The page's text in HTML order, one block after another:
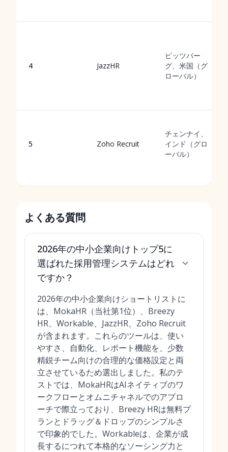
4 JazzHR
ピッツバー
グ、米国（グ
ローバル）
5 Zoho Recruit
チェンナイ、
インド（グロ
ーバル）
よくある質問
2026年の中小企業向けトップ5に
選ばれた採用管理システムはどれ
ですか？
2026年の中小企業向けショートリストに
は、MokaHR（当社第1位）、Breezy
HR、Workable、JazzHR、Zoho Recruit
が含まれます。これらのツールは、使い
やすさ、自動化、レポート機能を、少数
精鋭チーム向けの合理的な価格設定と両
立させているため選出しました。私のテ
ストでは、MokaHRはAIネイティブのワ
ークフローとオムニチャネルでのアプロ
ーチで際立っており、Breezy HRは無料プ
ランとドラッグ＆ドロップのシンプルさ
で印象的でした。Workableは、企業が成
長するにつれて本格的なソーシング力と